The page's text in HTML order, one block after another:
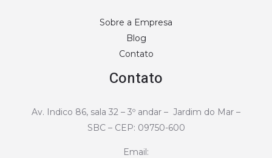
Sobre a Empresa
Blog
Contato
Contato
Av. Indico 86, sala 32 – 3º andar – Jardim do Mar –
SBC – CEP: 09750-600
Email: